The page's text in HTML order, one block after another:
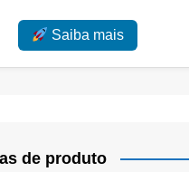
Saiba mais
de produto